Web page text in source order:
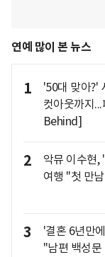
연예 많이 본 뉴스
1
'50대 맞아?'
컷아웃까지
Behind]
2
악뮤 이수현,
여행 "첫 만
3
'결혼 6년만
"남편 백성